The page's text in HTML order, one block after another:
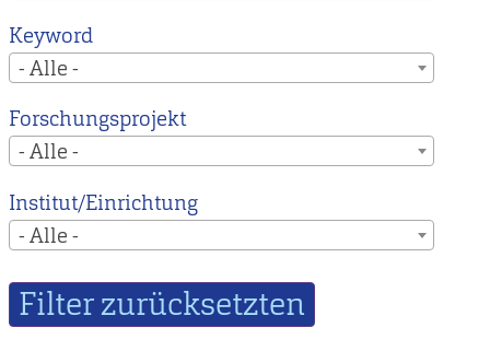
Keyword
- Alle -
Forschungsprojekt
- Alle -
Institut/Einrichtung
- Alle -